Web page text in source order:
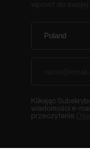
Klikając
wiadomości e-
przeczytanie